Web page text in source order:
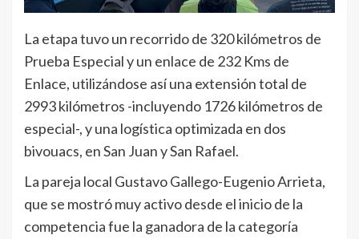
La etapa tuvo un recorrido de 320 kilómetros de
Prueba Especial y un enlace de 232 Kms de
Enlace, utilizándose así una extensión total de
2993 kilómetros -incluyendo 1726 kilómetros de
especial-, y una logística optimizada en dos
bivouacs, en San Juan y San Rafael.
La pareja local Gustavo Gallego-Eugenio Arrieta,
que se mostró muy activo desde el inicio de la
competencia fue la ganadora de la categoría